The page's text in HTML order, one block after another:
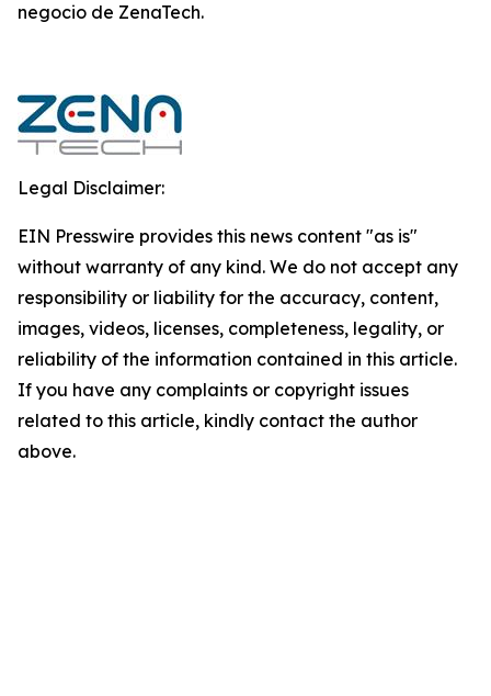
negocio de ZenaTech.
Legal Disclaimer:
EIN Presswire provides this news content "as is"
without warranty of any kind. We do not accept any
responsibility or liability for the accuracy, content,
images, videos, licenses, completeness, legality, or
reliability of the information contained in this article.
If you have any complaints or copyright issues
related to this article, kindly contact the author
above.